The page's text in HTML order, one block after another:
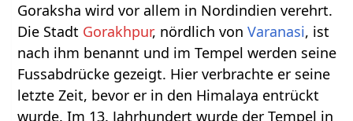
Goraksha wird vor allem in Nordindien verehrt.
Die Stadt Gorakhpur, nördlich vonVaranasi, ist
nach ihm benannt und im Tempel werden seine
Fussabdrücke gezeigt. Hier verbrachte er seine
letzte Zeit, bevor er in den Himalaya entrückt
wurde. Im 13. Jahrhundert wurde der Tempel in